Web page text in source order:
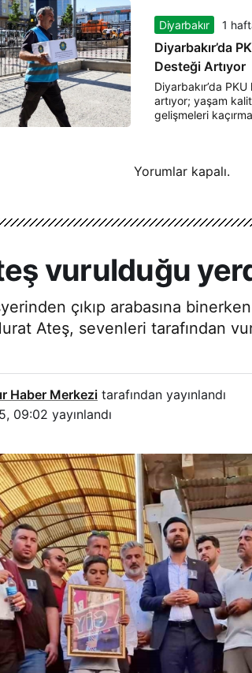
Diyarbakır 1
Diyarbakır’da
Desteği Artıyor
Diyarbakır’da
artıyor; yaşam
gelişmeleri
Yorumlar kapalı.
vurulduğu
çıkıp arabasına
Ateş, sevenleri tarafından
Haber Merkezi tarafından yayınlandı
09:02 yayınlandı